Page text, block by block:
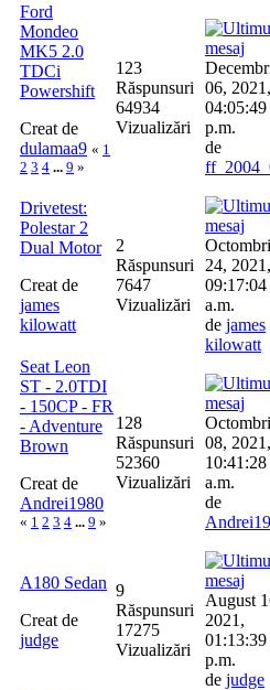
Ford
Mondeo
MK5 2.0
TDCi
Powershift
Creat de
dulamaa9 « 1
2 3 4 ... 9 »
123
Răspunsuri
64934
Vizualizări
06, 2021,
04:05:49
p.m.
de
Drivetest:
Polestar 2
Dual Motor
Creat de
james
kilowatt
2
Răspunsuri
7647
Vizualizări
24, 2021,
09:17:04
a.m.
de james
kilowatt
Seat Leon
ST - 2.0TDI
- 150CP - FR
- Adventure
Brown
Creat de
Andrei1980
« 1 2 3 4 ... 9 »
128
Răspunsuri
52360
Vizualizări
08, 2021,
10:41:28
a.m.
de
A180 Sedan
Creat de
judge
9
Răspunsuri
17275
Vizualizări
August
2021,
01:13:39
p.m.
de judge